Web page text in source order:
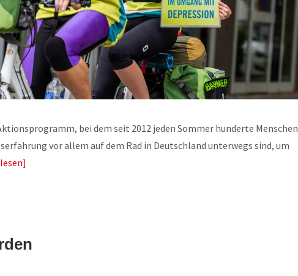
bei dem seit 2012 jeden Sommer hunderte Menschen
vor allem auf dem Rad in Deutschland unterwegs sind, um